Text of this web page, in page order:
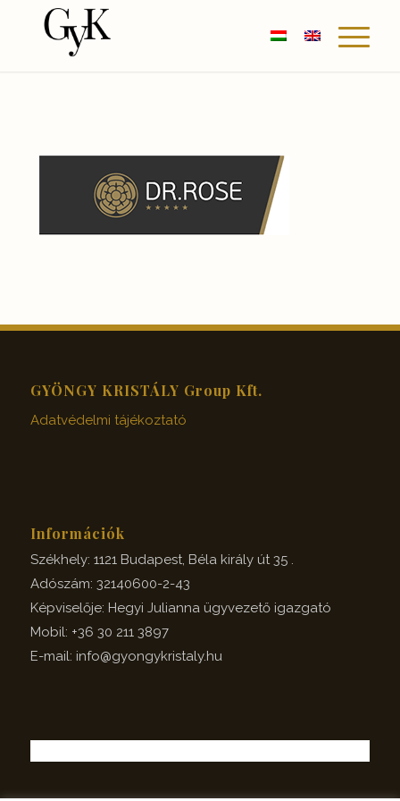
GYÖNGY KRISTÁLY Group Kft.
Adatvédelmi tájékoztató
Információk
Székhely: 1121 Budapest, Béla király út 35 .
Adószám: 32140600-2-43
Képviselője: Hegyi Julianna ügyvezető igazgató
Mobil: +36 30 211 3897
E-mail: info@gyongykristaly.hu